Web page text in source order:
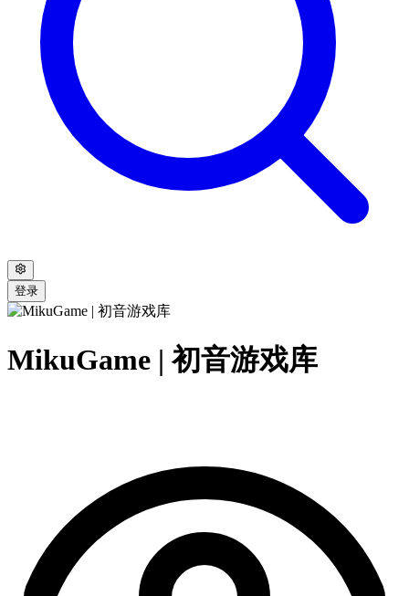
登录
MikuGame | 初音游戏库